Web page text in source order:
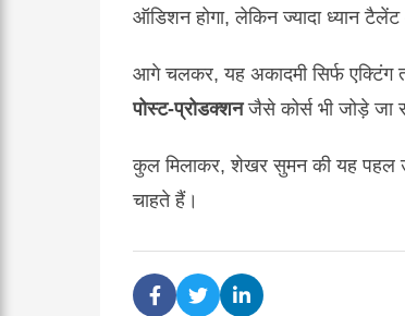
ऑडिशन होगा, लेकिन ज्यादा ध्यान टैलेंट
आगे चलकर, यह अकादमी सिर्फ एक्टिंग
पोस्ट-प्रोडक्शनजैसे कोर्स भी जोड़े जा
कुल मिलाकर, शेखर सुमन की यह पहल
चाहते हैं।